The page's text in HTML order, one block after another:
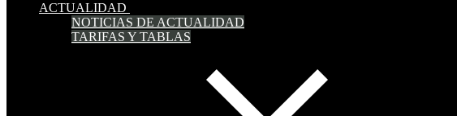
ACTUALIDAD
NOTICIAS DE ACTUALIDAD
TARIFAS Y TABLAS